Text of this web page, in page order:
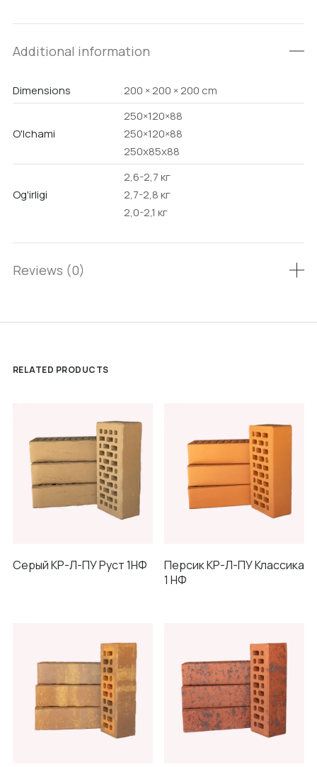
Additional information
Dimensions 200 × 200 × 200 cm
O'lchami
250×120×88
250×120×88
250х85х88
Og'irligi
2,6-2,7 кг
2,7-2,8 кг
2,0-2,1 кг
Reviews (0)
RELATED PRODUCTS
Серый КР-Л-ПУ Руст 1НФ
Персик КР-Л-ПУ Классика
1 НФ